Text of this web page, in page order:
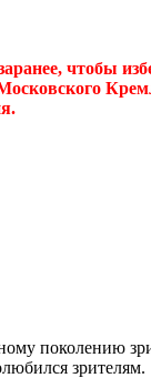
чтобы
поколению
зрителям.